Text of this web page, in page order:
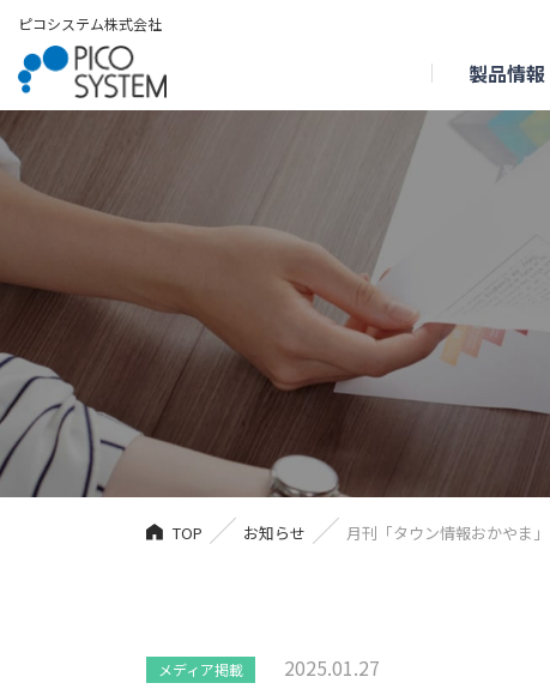
ピコシステム株式会社
製品情報
TOP お知らせ 月刊「タウン情報おかやま
メディア掲載 2025.01.27